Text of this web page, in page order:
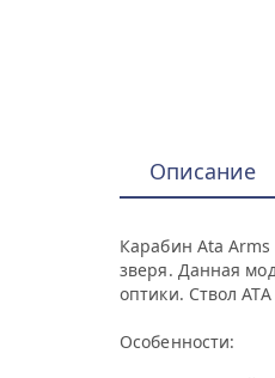
Описание
Карабин Ata
зверя. Данная
оптики. Ствол
Особенности: